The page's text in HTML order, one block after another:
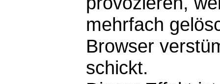
mehrfach
Browser
schickt.